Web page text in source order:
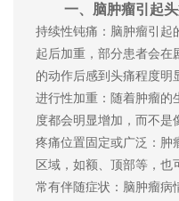
一、脑肿瘤引起
持续性钝痛：脑肿瘤引起
起后加重，部分患者会在
的动作后感到头痛程度明
进行性加重：随着肿瘤的
度都会明显增加，而不是
疼痛位置固定或广泛：肿
区域，如额、顶部等，也
常有伴随症状：脑肿瘤病